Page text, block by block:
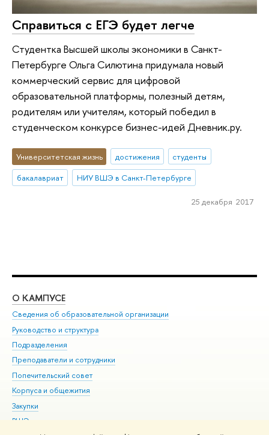
Справиться с ЕГЭ будет легче
Студентка Высшей школы экономики в Санкт-
Петербурге Ольга Силютина придумала новый
коммерческий сервис для цифровой
образовательной платформы, полезный детям,
родителям или учителям, который победил в
студенческом конкурсе бизнес-идей Дневник.ру.
Университетская жизнь достижения
студенты
бакалавриат
НИУ ВШЭ в Санкт-Петербурге
25 декабря 2017
О КАМПУСЕ
Сведения об образовательной организации
Руководство и структура
Подразделения
Преподаватели и сотрудники
Попечительский совет
Корпуса и общежития
Закупки
ВШЭ для студентов с ограниченными возможностями
здоровья и инвалидностью